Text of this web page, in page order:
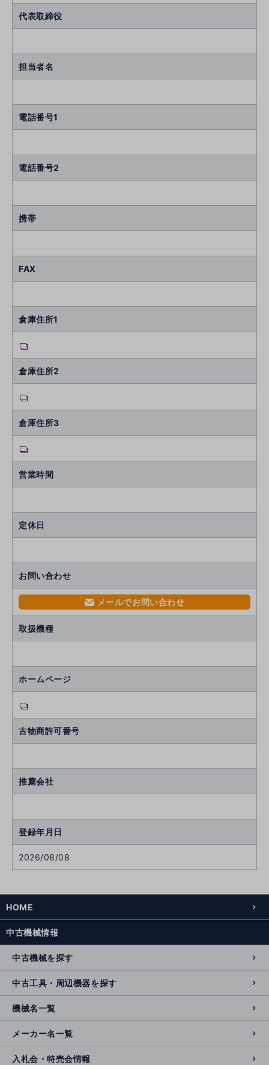
代表取締役
担当者名
電話番号1
電話番号2
携帯
FAX
倉庫住所1
倉庫住所2
倉庫住所3
営業時間
定休日
お問い合わせ
mail メールでお問い合わせ
取扱機種
ホームページ
古物商許可番号
推薦会社
登録年月日
2026/08/08
HOME
中古機械情報
中古機械を探す
中古工具・周辺機器を探す
機械名一覧
メーカー名一覧
入札会・特売会情報